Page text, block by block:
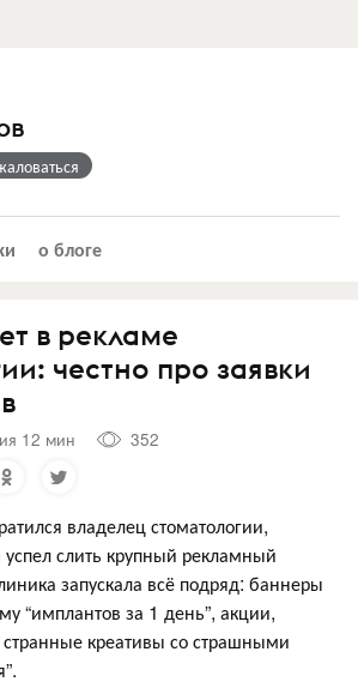
о блоге
в рекламе
честно про заявки
12 мин
352
владелец стоматологии,
успел слить крупный рекламный
запускала всё подряд: баннеры
“имплантов за 1 день”, акции,
креативы со страшными